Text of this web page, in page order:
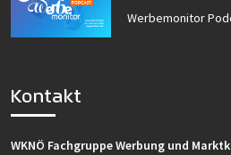
Werbemonitor
Kontakt
WKNÖ Fachgruppe Werbung und